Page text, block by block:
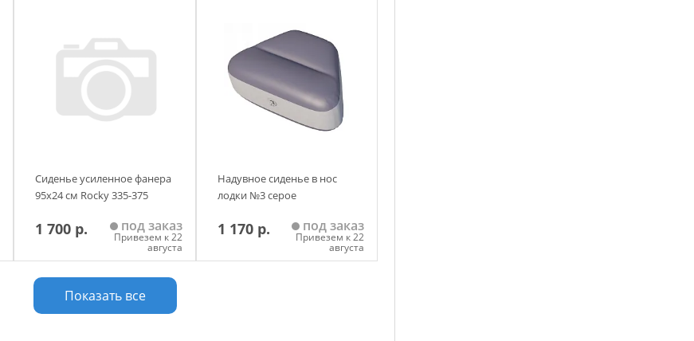
Сиденье усиленное фанера
95x24 см Rocky 335-375
1 700 р. под заказ
Привезем к 22
августа
Добавить в корзину
Надувное сиденье в нос
лодки №3 серое
1 170 р. под заказ
Привезем к 22
августа
Показать все